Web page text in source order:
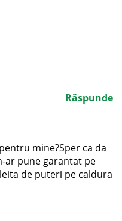
mine?Sper ca da
ar pune garantat pe
de puteri pe caldura
Răspunde